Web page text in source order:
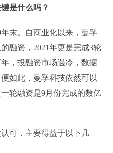
是什么吗？
年末。自商业化以来，曼孚
融资，2021年更是完成3轮
，投融资市场遇冷，数据
如此，曼孚科技依然可以
轮融资是9月份完成的数亿
可，主要得益于以下几